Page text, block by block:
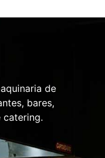
de
bares,
catering.